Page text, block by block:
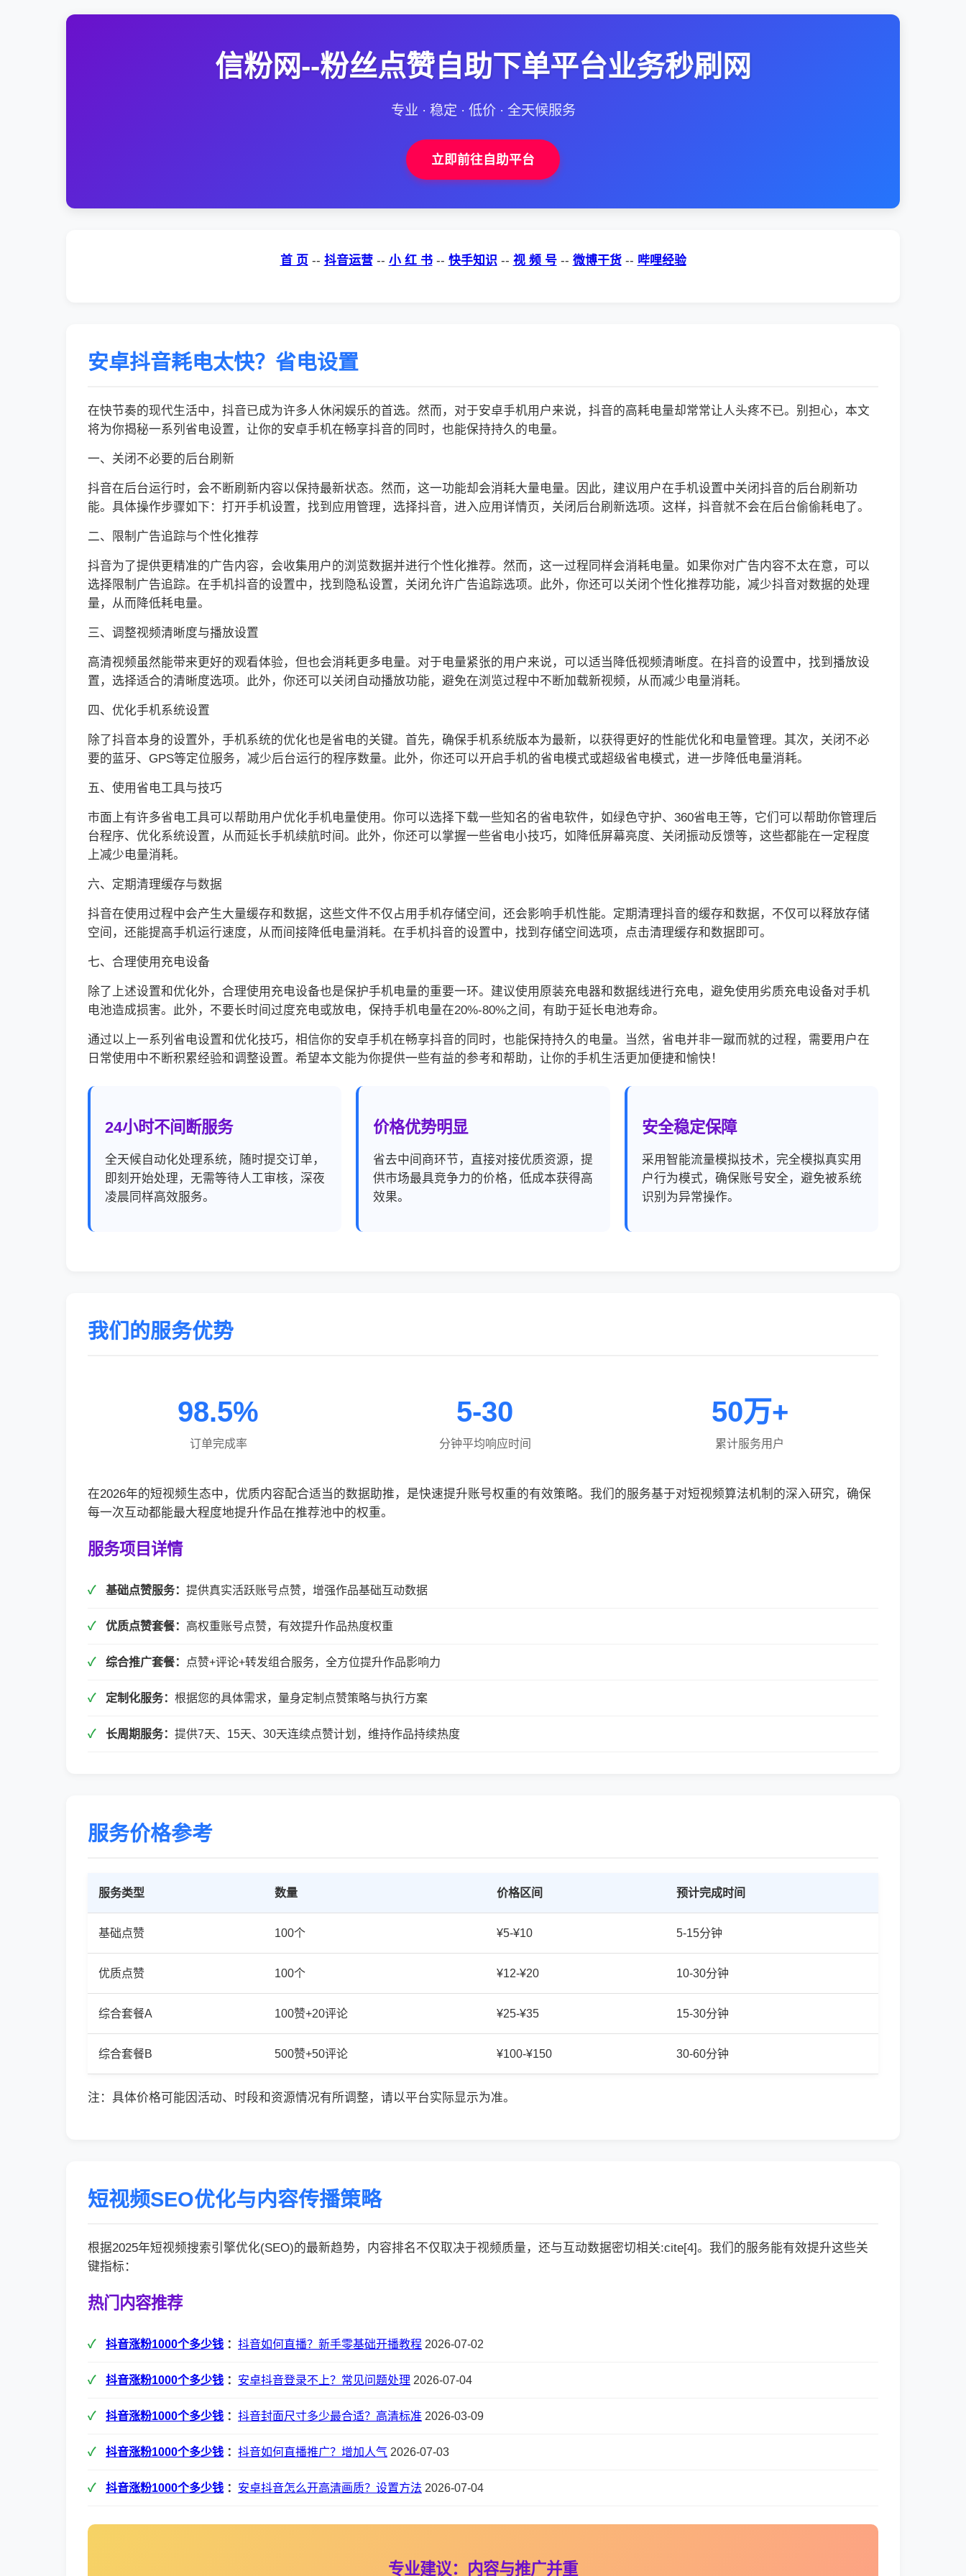
信粉网--粉丝点赞自助下单平台业务秒刷网
专业 · 稳定 · 低价 · 全天候服务
立即前往自助平台
首 页 -- 抖音运营 -- 小 红 书 -- 快手知识 -- 视 频 号 -- 微博干货 -- 哔哩经验
安卓抖音耗电太快？省电设置
在快节奏的现代生活中，抖音已成为许多人休闲娱乐的首选。然而，对于安卓手机用户来说，抖音的高耗电量却常常让人头疼不已。别担心，本文
将为你揭秘一系列省电设置，让你的安卓手机在畅享抖音的同时，也能保持持久的电量。
一、关闭不必要的后台刷新
抖音在后台运行时，会不断刷新内容以保持最新状态。然而，这一功能却会消耗大量电量。因此，建议用户在手机设置中关闭抖音的后台刷新功
能。具体操作步骤如下：打开手机设置，找到应用管理，选择抖音，进入应用详情页，关闭后台刷新选项。这样，抖音就不会在后台偷偷耗电了。
二、限制广告追踪与个性化推荐
抖音为了提供更精准的广告内容，会收集用户的浏览数据并进行个性化推荐。然而，这一过程同样会消耗电量。如果你对广告内容不太在意，可以
选择限制广告追踪。在手机抖音的设置中，找到隐私设置，关闭允许广告追踪选项。此外，你还可以关闭个性化推荐功能，减少抖音对数据的处理
量，从而降低耗电量。
三、调整视频清晰度与播放设置
高清视频虽然能带来更好的观看体验，但也会消耗更多电量。对于电量紧张的用户来说，可以适当降低视频清晰度。在抖音的设置中，找到播放设
置，选择适合的清晰度选项。此外，你还可以关闭自动播放功能，避免在浏览过程中不断加载新视频，从而减少电量消耗。
四、优化手机系统设置
除了抖音本身的设置外，手机系统的优化也是省电的关键。首先，确保手机系统版本为最新，以获得更好的性能优化和电量管理。其次，关闭不必
要的蓝牙、GPS等定位服务，减少后台运行的程序数量。此外，你还可以开启手机的省电模式或超级省电模式，进一步降低电量消耗。
五、使用省电工具与技巧
市面上有许多省电工具可以帮助用户优化手机电量使用。你可以选择下载一些知名的省电软件，如绿色守护、360省电王等，它们可以帮助你管理后
台程序、优化系统设置，从而延长手机续航时间。此外，你还可以掌握一些省电小技巧，如降低屏幕亮度、关闭振动反馈等，这些都能在一定程度
上减少电量消耗。
六、定期清理缓存与数据
抖音在使用过程中会产生大量缓存和数据，这些文件不仅占用手机存储空间，还会影响手机性能。定期清理抖音的缓存和数据，不仅可以释放存储
空间，还能提高手机运行速度，从而间接降低电量消耗。在手机抖音的设置中，找到存储空间选项，点击清理缓存和数据即可。
七、合理使用充电设备
除了上述设置和优化外，合理使用充电设备也是保护手机电量的重要一环。建议使用原装充电器和数据线进行充电，避免使用劣质充电设备对手机
电池造成损害。此外，不要长时间过度充电或放电，保持手机电量在20%-80%之间，有助于延长电池寿命。
通过以上一系列省电设置和优化技巧，相信你的安卓手机在畅享抖音的同时，也能保持持久的电量。当然，省电并非一蹴而就的过程，需要用户在
日常使用中不断积累经验和调整设置。希望本文能为你提供一些有益的参考和帮助，让你的手机生活更加便捷和愉快！
24小时不间断服务
全天候自动化处理系统，随时提交订单，
即刻开始处理，无需等待人工审核，深夜
凌晨同样高效服务。
价格优势明显
省去中间商环节，直接对接优质资源，提
供市场最具竞争力的价格，低成本获得高
效果。
安全稳定保障
采用智能流量模拟技术，完全模拟真实用
户行为模式，确保账号安全，避免被系统
识别为异常操作。
我们的服务优势
98.5%
订单完成率
5-30
分钟平均响应时间
50万+
累计服务用户
在2026年的短视频生态中，优质内容配合适当的数据助推，是快速提升账号权重的有效策略。我们的服务基于对短视频算法机制的深入研究，确保
每一次互动都能最大程度地提升作品在推荐池中的权重。
服务项目详情
基础点赞服务： 提供真实活跃账号点赞，增强作品基础互动数据
优质点赞套餐： 高权重账号点赞，有效提升作品热度权重
综合推广套餐： 点赞+评论+转发组合服务，全方位提升作品影响力
定制化服务： 根据您的具体需求，量身定制点赞策略与执行方案
长周期服务： 提供7天、15天、30天连续点赞计划，维持作品持续热度
服务价格参考
服务类型 数量 价格区间 预计完成时间
基础点赞 100个 ¥5-¥10 5-15分钟
优质点赞 100个 ¥12-¥20 10-30分钟
综合套餐A 100赞+20评论 ¥25-¥35 15-30分钟
综合套餐B 500赞+50评论 ¥100-¥150 30-60分钟
注：具体价格可能因活动、时段和资源情况有所调整，请以平台实际显示为准。
短视频SEO优化与内容传播策略
根据2025年短视频搜索引擎优化(SEO)的最新趋势，内容排名不仅取决于视频质量，还与互动数据密切相关:cite[4]。我们的服务能有效提升这些关
键指标：
热门内容推荐
抖音涨粉1000个多少钱 ： 抖音如何直播？新手零基础开播教程 2026-07-02
抖音涨粉1000个多少钱 ： 安卓抖音登录不上？常见问题处理 2026-07-04
抖音涨粉1000个多少钱 ： 抖音封面尺寸多少最合适？高清标准 2026-03-09
抖音涨粉1000个多少钱 ： 抖音如何直播推广？增加人气 2026-07-03
抖音涨粉1000个多少钱 ： 安卓抖音怎么开高清画质？设置方法 2026-07-04
专业建议：内容与推广并重